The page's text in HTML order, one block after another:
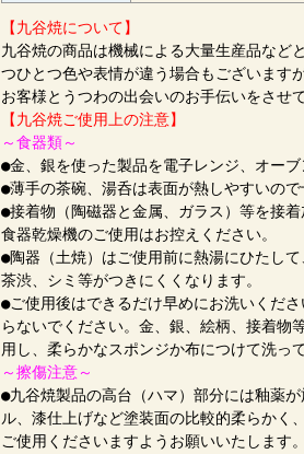
【九谷焼について】
九谷焼の商品は機械による大量生産品など
つひとつ色や表情が違う場合もございます
お客様とうつわの出会いのお手伝いをさせ
【九谷焼ご使用上の注意】
～食器類～
●金、銀を使った製品を電子レンジ、オーブ
●薄手の茶碗、湯呑は表面が熱しやすいので
●接着物（陶磁器と金属、ガラス）等を接
食器乾燥機のご使用はお控えください。
●陶器（土焼）はご使用前に熱湯にひたし
茶渋、シミ等がつきにくくなります。
●ご使用後はできるだけ早めにお洗いくだ
らないでください。金、銀、絵柄、接着物
用し、柔らかなスポンジか布につけて洗っ
～擦傷注意～
●九谷焼製品の高台（ハマ）部分には釉薬
ル、漆仕上げなど塗装面の比較的柔らかく
ご使用くださいますようお願いいたします。